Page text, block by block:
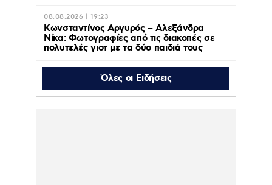
08.08.2026 | 19:23
Κωνσταντίνος Αργυρός – Αλεξάνδρα
Νίκα: Φωτογραφίες από τις διακοπές σε
πολυτελές γιοτ με τα δύο παιδιά τους
Όλες οι Ειδήσεις